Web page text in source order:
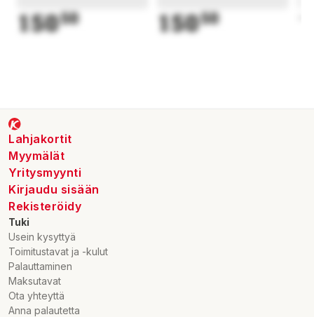
15050 15050
Lahjakortit
Myymälät
Yritysmyynti
Kirjaudu sisään
Rekisteröidy
Tuki
Usein kysyttyä
Toimitustavat ja -kulut
Palauttaminen
Maksutavat
Ota yhteyttä
Anna palautetta